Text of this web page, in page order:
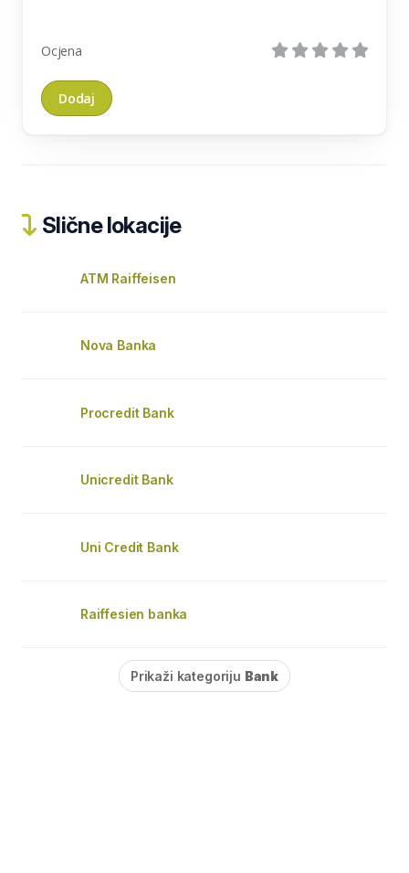
Ocjena
Slične lokacije
ATM Raiffeisen
Nova Banka
Procredit Bank
Unicredit Bank
Uni Credit Bank
Raiffesien banka
Prikaži kategoriju Bank